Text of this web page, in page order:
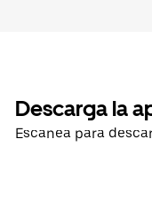
Descarga la
Escanea para